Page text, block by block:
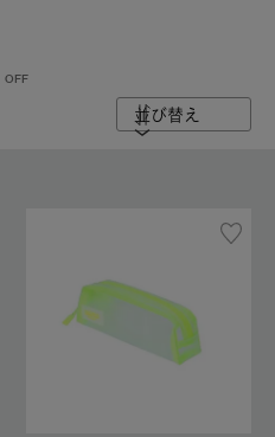
並び替え